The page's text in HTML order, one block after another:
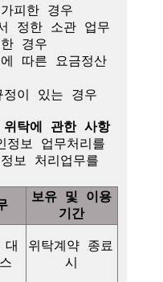
피한 경우
정한 소관 업무
경우
따른 요금정산
이 있는 경우
탁에 관한 사항
보 업무처리를
보 처리업무를
보유 및 이용
기간
대
위탁계약 종료
시